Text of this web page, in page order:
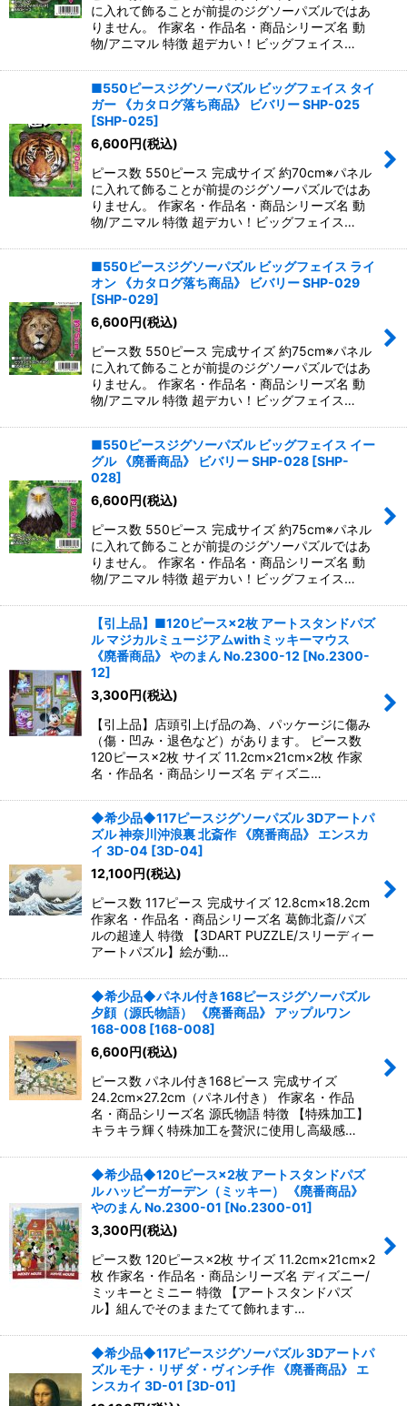
に入れて飾ることが前提のジグソーパズルではあ
りません。 作家名・作品名・商品シリーズ名 動
物/アニマル 特徴 超デカい！ビッグフェイス…
■550ピースジグソーパズル ビッグフェイス タイ
ガー 《カタログ落ち商品》 ビバリー SHP-025
[SHP-025]
6,600円(税込)
ピース数 550ピース 完成サイズ 約70cm※パネル
に入れて飾ることが前提のジグソーパズルではあ
りません。 作家名・作品名・商品シリーズ名 動
物/アニマル 特徴 超デカい！ビッグフェイス…
■550ピースジグソーパズル ビッグフェイス ライ
オン 《カタログ落ち商品》 ビバリー SHP-029
[SHP-029]
6,600円(税込)
ピース数 550ピース 完成サイズ 約75cm※パネル
に入れて飾ることが前提のジグソーパズルではあ
りません。 作家名・作品名・商品シリーズ名 動
物/アニマル 特徴 超デカい！ビッグフェイス…
■550ピースジグソーパズル ビッグフェイス イー
グル 《廃番商品》 ビバリー SHP-028 [SHP-
028]
6,600円(税込)
ピース数 550ピース 完成サイズ 約75cm※パネル
に入れて飾ることが前提のジグソーパズルではあ
りません。 作家名・作品名・商品シリーズ名 動
物/アニマル 特徴 超デカい！ビッグフェイス…
【引上品】■120ピース×2枚 アートスタンドパズ
ル マジカルミュージアムwithミッキーマウス
《廃番商品》 やのまん No.2300-12 [No.2300-
12]
3,300円(税込)
【引上品】店頭引上げ品の為、パッケージに傷み
（傷・凹み・退色など）があります。 ピース数
120ピース×2枚 サイズ 11.2cm×21cm×2枚 作家
名・作品名・商品シリーズ名 ディズニ…
◆希少品◆117ピースジグソーパズル 3Dアートパ
ズル 神奈川沖浪裏 北斎作 《廃番商品》 エンスカ
イ 3D-04 [3D-04]
12,100円(税込)
ピース数 117ピース 完成サイズ 12.8cm×18.2cm
作家名・作品名・商品シリーズ名 葛飾北斎/パズ
ルの超達人 特徴 【3DART PUZZLE/スリーディー
アートパズル】絵が動…
◆希少品◆パネル付き168ピースジグソーパズル
夕顔（源氏物語） 《廃番商品》 アップルワン
168-008 [168-008]
6,600円(税込)
ピース数 パネル付き168ピース 完成サイズ
24.2cm×27.2cm（パネル付き） 作家名・作品
名・商品シリーズ名 源氏物語 特徴 【特殊加工】
キラキラ輝く特殊加工を贅沢に使用し高級感…
◆希少品◆120ピース×2枚 アートスタンドパズ
ル ハッピーガーデン（ミッキー） 《廃番商品》
やのまん No.2300-01 [No.2300-01]
3,300円(税込)
ピース数 120ピース×2枚 サイズ 11.2cm×21cm×2
枚 作家名・作品名・商品シリーズ名 ディズニー/
ミッキーとミニー 特徴 【アートスタンドパズ
ル】組んでそのままたてて飾れます…
◆希少品◆117ピースジグソーパズル 3Dアートパ
ズル モナ・リザ ダ・ヴィンチ作 《廃番商品》 エ
ンスカイ 3D-01 [3D-01]